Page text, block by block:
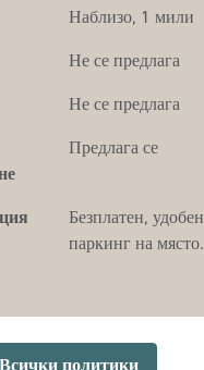
Наблизо, 1 мили
Не се предлага
Не се предлага
Предлага се
Безплатен, удобен
паркинг на място.
Всички политики